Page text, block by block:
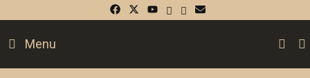
content
Menu